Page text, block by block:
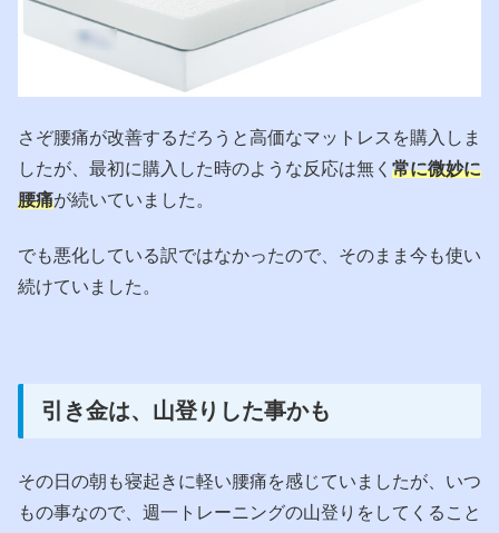
さぞ腰痛が改善するだろうと高価なマットレスを購入しま
したが、最初に購入した時のような反応は無く 常に微妙に
腰痛が続いていました。
でも悪化している訳ではなかったので、そのまま今も使い
続けていました。
引き金は、山登りした事かも
その日の朝も寝起きに軽い腰痛を感じていましたが、いつ
もの事なので、週一トレーニングの山登りをしてくること